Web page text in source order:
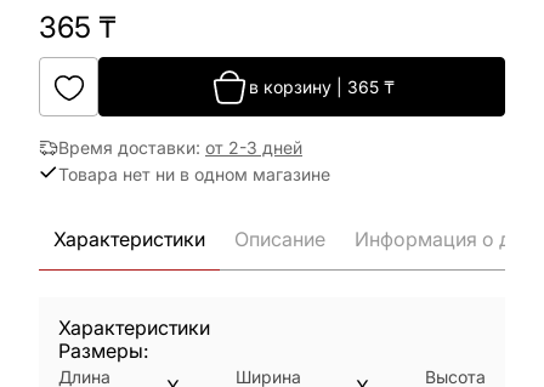
365 ₸
в корзину| 365₸
Время доставки: от 2-3 дней
Товара нет ни в одном магазине
Характеристики Описание Информация о
Характеристики
Размеры:
Длина
Ширина
Высота